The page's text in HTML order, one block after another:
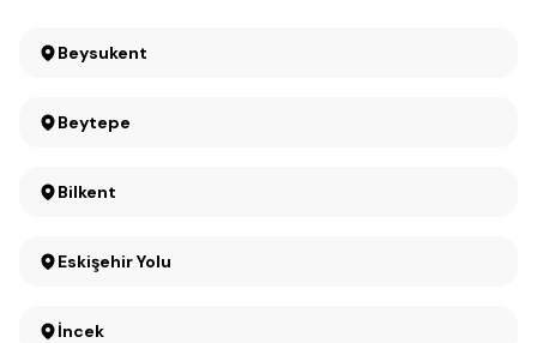
Beysukent
Beytepe
Bilkent
Eskişehir Yolu
İncek